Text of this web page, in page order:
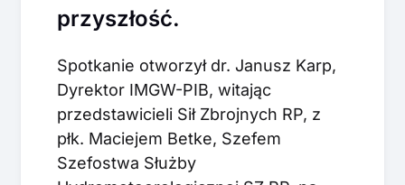
przyszłość.
Spotkanie otworzył dr. Janusz Karp,
Dyrektor IMGW-PIB, witając
przedstawicieli Sił Zbrojnych RP, z
płk. Maciejem Betke, Szefem
Szefostwa Służby